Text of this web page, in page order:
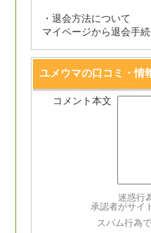
・退会方法について
マイページから退会手
ユメウマの口コミ・情
コメント本文
迷惑行
承認者がサイ
スパム行為